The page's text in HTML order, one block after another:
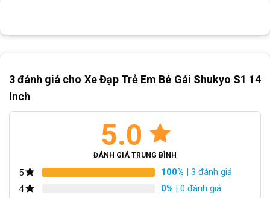
Thiết kế xe đạp 14 inch phù hợp với các bé từ 3 tuổi
Kết Luận
3 đánh giá cho Xe Đạp Trẻ Em Bé Gái Shukyo S1 14
Inch
5.0
ĐÁNH GIÁ TRUNG BÌNH
5 100% | 3 đánh giá
4
0% | 0 đánh giá